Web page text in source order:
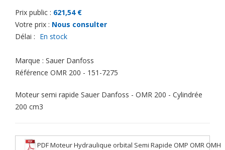
Prix public : 621,54 €
Votre prix : Nous consulter
Délai : En stock
Marque : Sauer Danfoss
Référence OMR 200 - 151-7275
Moteur semi rapide Sauer Danfoss - OMR 200 - Cylindrée
200 cm3
PDF Moteur Hydraulique orbital Semi Rapide OMP OMR OMH